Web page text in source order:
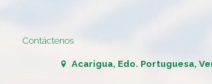
Contáctenos
Acarigua, Edo. Portuguesa,